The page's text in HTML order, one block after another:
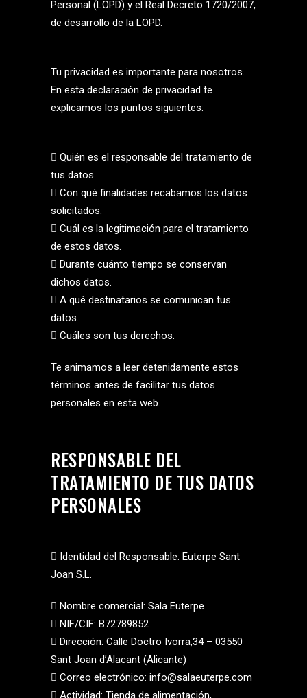
Personal (LOPD) y el Real Decreto 1720/2007,
de desarrollo de la LOPD.
Tu privacidad es importante para nosotros.
En esta declaración de privacidad te
explicamos los puntos siguientes:
 Quién es el responsable del tratamiento de
tus datos.
 Con qué finalidades recabamos los datos
solicitados.
 Cuál es la legitimación para el tratamiento
de estos datos.
 Durante cuánto tiempo se conservan
dichos datos.
 A qué destinatarios se comunican tus
datos.
 Cuáles son tus derechos.
Te animamos a leer detenidamente estos
términos antes de facilitar tus datos
personales en esta web.
RESPONSABLE DEL
TRATAMIENTO DE TUS DATOS
PERSONALES
 Identidad del Responsable: Euterpe Sant
Joan S.L.
 Nombre comercial: Sala Euterpe
 NIF/CIF: B72789852
 Dirección: Calle Doctro Ivorra,34 – 03550
Sant Joan d’Alacant (Alicante)
 Correo electrónico: info@salaeuterpe.com
 Actividad: Tienda de alimentación,